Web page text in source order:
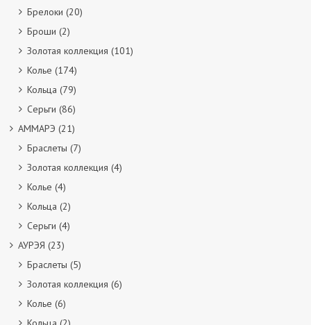
Брелоки (20)
Броши (2)
Золотая коллекция (101)
Колье (174)
Кольца (79)
Серьги (86)
АММАРЭ (21)
Браслеты (7)
Золотая коллекция (4)
Колье (4)
Кольца (2)
Серьги (4)
АУРЭЯ (23)
Браслеты (5)
Золотая коллекция (6)
Колье (6)